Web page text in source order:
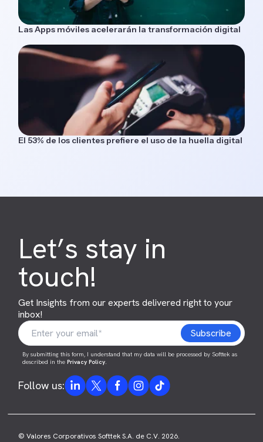
Las Apps móviles acelerarán la transformación digital
El 53% de los clientes prefiere el uso de la huella digital
Let’s stay in
touch!
Get Insights from our experts delivered right to your
inbox!
By submitting this form, I understand that my data will be processed by Softtek as
described in thePrivacy Policy.
Follow us:
© Valores Corporativos Softtek S.A. de C.V. 2026.